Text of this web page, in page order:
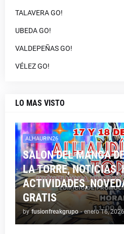
TALAVERA GO!
UBEDA GO!
VALDEPEÑAS GO!
VÉLEZ GO!
LO MAS VISTO
ALHAURIN26
SALON DEL MANGA
LA TORRE, NOTICIAS,
ACTIVIDADES,
GRATIS
by fusionfreakgrupo - enero 16, 2026